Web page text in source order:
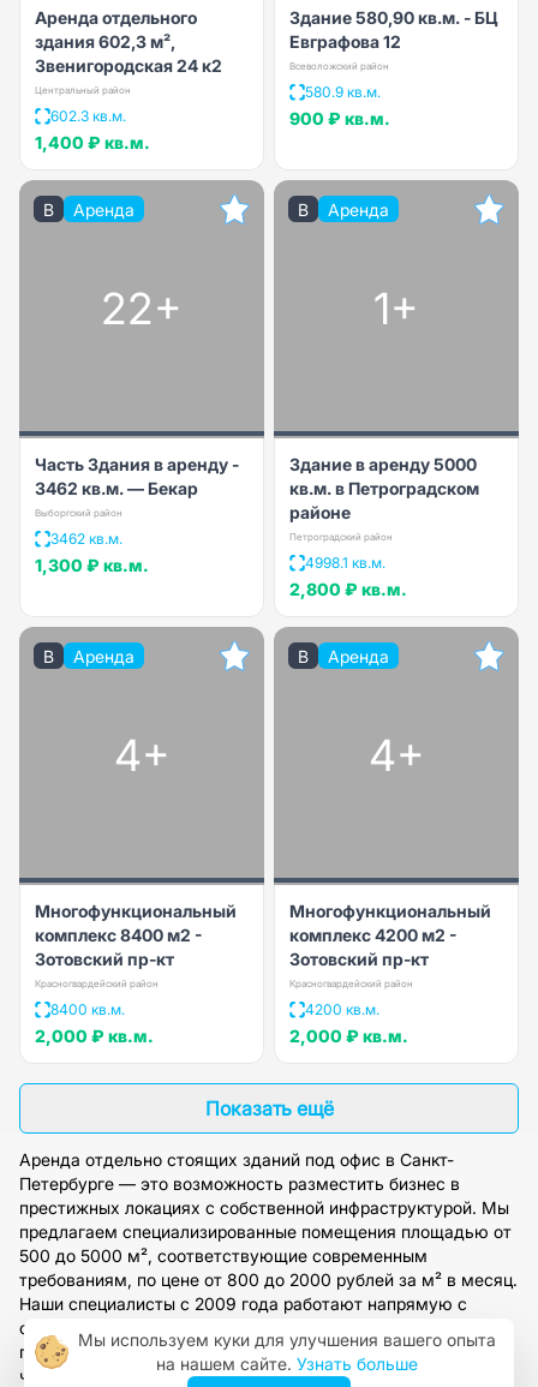
Аренда отдельного
здания 602,3 м²,
Звенигородская 24 к2
Центральный район
602.3 кв.м.
1,400 ₽ кв.м.
Здание 580,90 кв.м. - БЦ
Евграфова 12
Всеволожский район
580.9 кв.м.
900 ₽ кв.м.
B Аренда
22+
Часть Здания в аренду -
3462 кв.м. — Бекар
Выборгский район
3462 кв.м.
1,300 ₽ кв.м.
B Аренда
1+
Здание в аренду 5000
кв.м. в Петроградском
районе
Петроградский район
4998.1 кв.м.
2,800 ₽ кв.м.
B Аренда
4+
Многофункциональный
комплекс 8400 м2 -
Зотовский пр-кт
Красногвардейский район
8400 кв.м.
2,000 ₽ кв.м.
B Аренда
4+
Многофункциональный
комплекс 4200 м2 -
Зотовский пр-кт
Красногвардейский район
4200 кв.м.
2,000 ₽ кв.м.
Показать ещё
Аренда отдельно стоящих зданий под офис в Санкт-
Петербурге — это возможность разместить бизнес в
престижных локациях с собственной инфраструктурой. Мы
предлагаем специализированные помещения площадью от
500 до 5000 м², соответствующие современным
требованиям, по цене от 800 до 2000 рублей за м² в месяц.
Наши специалисты с 2009 года работают напрямую с
собственниками, что обеспечивает прозрачность сделок и
полное юридическое сопровождение. Оставьте заявку,
чтобы подобрать оптимальный вариант в бизнес-столице
Мы используем куки для улучшения вашего опыта
на нашем сайте. Узнать больше